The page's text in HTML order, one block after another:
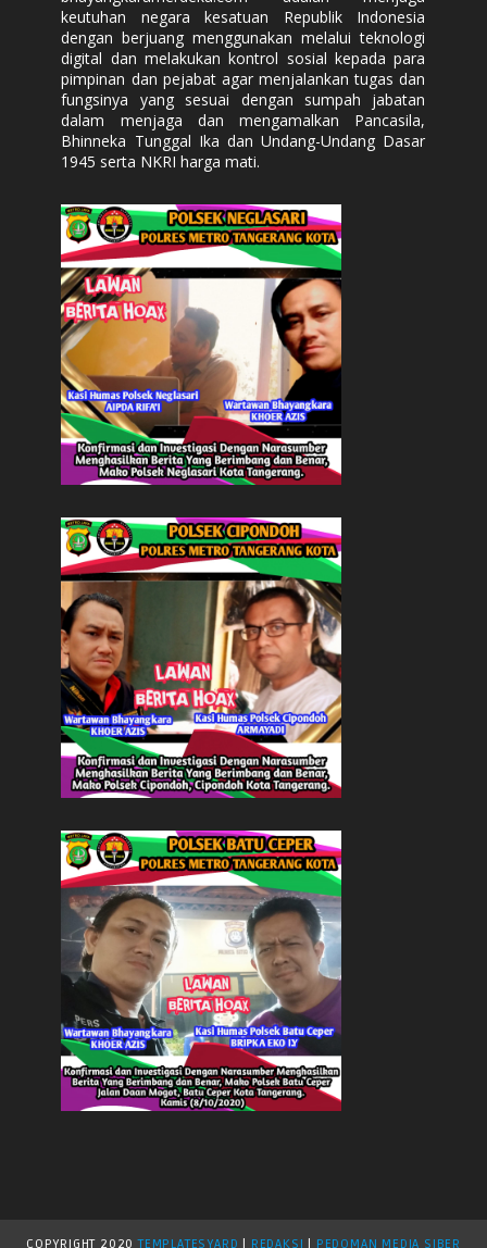
keutuhan negara kesatuan Republik Indonesia
dengan berjuang menggunakan melalui teknologi
digital dan melakukan kontrol sosial kepada para
pimpinan dan pejabat agar menjalankan tugas dan
fungsinya yang sesuai dengan sumpah jabatan
dalam menjaga dan mengamalkan Pancasila,
Bhinneka Tunggal Ika dan Undang-Undang Dasar
1945 serta NKRI harga mati.
COPYRIGHT 2020TEMPLATESYARD REDAKSI PEDOMAN MEDIA SIBER